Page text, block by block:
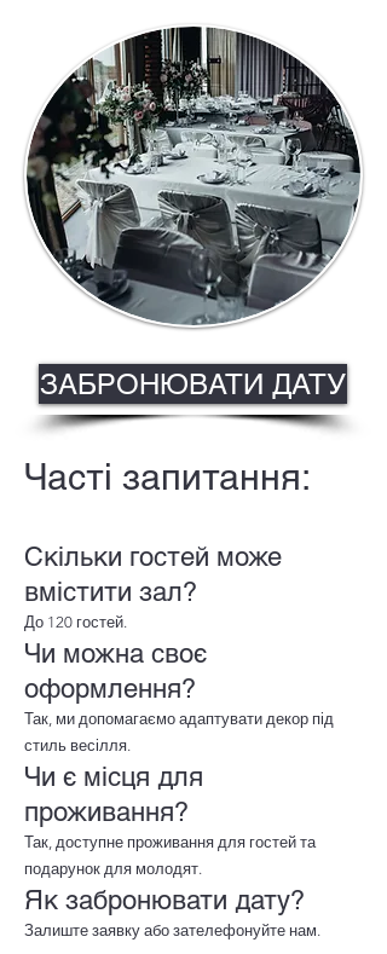
ЗАБРОНЮВАТИ ДАТУ
Часті запитання:
Скільки гостей може
вмістити зал?
До 120 гостей.
Чи можна своє
оформлення?
Так, ми допомагаємо адаптувати декор під
стиль весілля.
Чи є місця для
проживання?
Так, доступне проживання для гостей та
подарунок для молодят.
Як забронювати дату?
Залиште заявку або зателефонуйте нам.